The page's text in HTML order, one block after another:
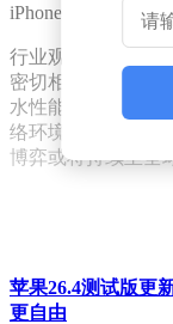
iPhone Air可完美
行业观察人士指出
密切相关。相比实
水性能、支持多运
络环境差异，仍为
博弈或将持续至全
苹果26.4测试版更
更自由